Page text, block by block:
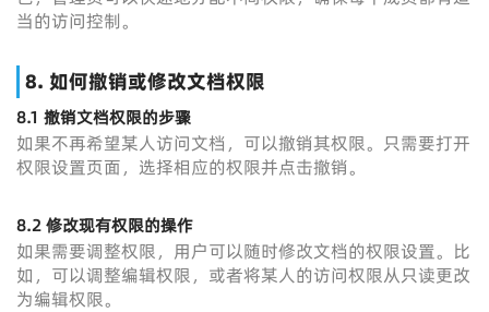
当的访问控制。
8. 如何撤销或修改文档权限
8.1 撤销文档权限的步骤
如果不再希望某人访问文档，可以撤销其权限。只需要打开
权限设置页面，选择相应的权限并点击撤销。
8.2修改现有权限的操作
如果需要调整权限，用户可以随时修改文档的权限设置。比
如，可以调整编辑权限，或者将某人的访问权限从只读更改
为编辑权限。